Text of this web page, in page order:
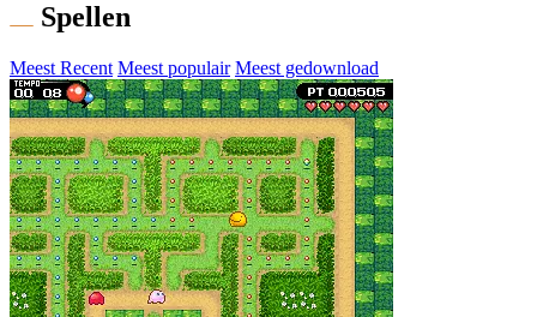
Spellen
Meest Recent Meest populair Meest gedownload